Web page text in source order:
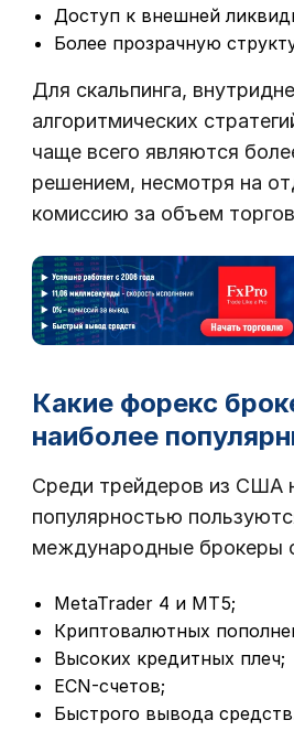
Доступ к внешней
Более прозрачную
Для скальпинга,
алгоритмических
чаще всего являются
решением, несмотря на
комиссию за объем
Какие форекс
наиболее
Среди трейдеров из США
популярностью
международные брокеры
MetaTrader 4 и MT5;
Криптовалютных
Высоких кредитных плеч;
ECN-счетов;
Быстрого вывода